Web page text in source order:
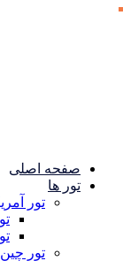
صفحه اصلی
تور ها
تور
تور چین